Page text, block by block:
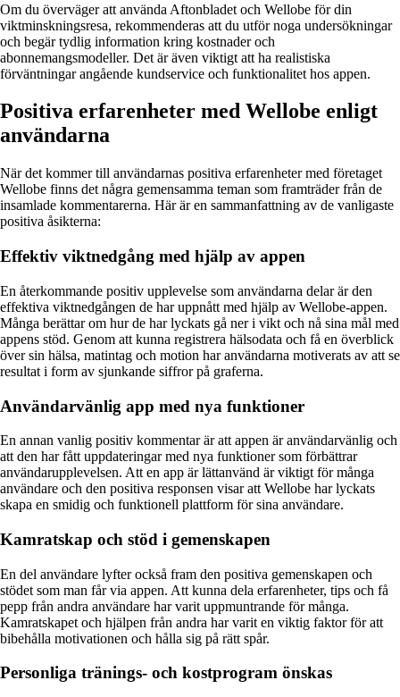
Om du överväger att använda Aftonbladet och Wellobe för din
viktminskningsresa, rekommenderas att du utför noga undersökningar
och begär tydlig information kring kostnader och
abonnemangsmodeller. Det är även viktigt att ha realistiska
förväntningar angående kundservice och funktionalitet hos appen.
Positiva erfarenheter med Wellobe enligt
användarna
När det kommer till användarnas positiva erfarenheter med företaget
Wellobe finns det några gemensamma teman som framträder från de
insamlade kommentarerna. Här är en sammanfattning av de vanligaste
positiva åsikterna:
Effektiv viktnedgång med hjälp av appen
En återkommande positiv upplevelse som användarna delar är den
effektiva viktnedgången de har uppnått med hjälp av Wellobe-appen.
Många berättar om hur de har lyckats gå ner i vikt och nå sina mål med
appens stöd. Genom att kunna registrera hälsodata och få en överblick
över sin hälsa, matintag och motion har användarna motiverats av att se
resultat i form av sjunkande siffror på graferna.
Användarvänlig app med nya funktioner
En annan vanlig positiv kommentar är att appen är användarvänlig och
att den har fått uppdateringar med nya funktioner som förbättrar
användarupplevelsen. Att en app är lättanvänd är viktigt för många
användare och den positiva responsen visar att Wellobe har lyckats
skapa en smidig och funktionell plattform för sina användare.
Kamratskap och stöd i gemenskapen
En del användare lyfter också fram den positiva gemenskapen och
stödet som man får via appen. Att kunna dela erfarenheter, tips och få
pepp från andra användare har varit uppmuntrande för många.
Kamratskapet och hjälpen från andra har varit en viktig faktor för att
bibehålla motivationen och hålla sig på rätt spår.
Personliga tränings- och kostprogram önskas